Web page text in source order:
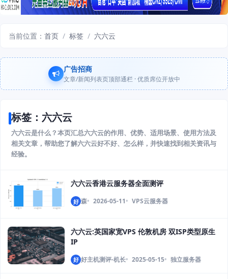
当前位置： 首页 / 标签 / 六六云
广告招商
文章/新闻列表页顶部通栏 · 优质席位开放中
标签：六六云
六六云是什么？本页汇总六六云的作用、优势、适用场景、使用方法及
相关文章，帮助您了解六六云好不好、怎么样，并快速找到相关资讯与
经验。
六六云香港云服务器全面测评
好 森 2026-05-11 VPS云服务器
六六云:英国家宽VPS 伦敦机房 双ISP类型原生
IP
好 好主机测评-机长 2025-05-15 独立服务器